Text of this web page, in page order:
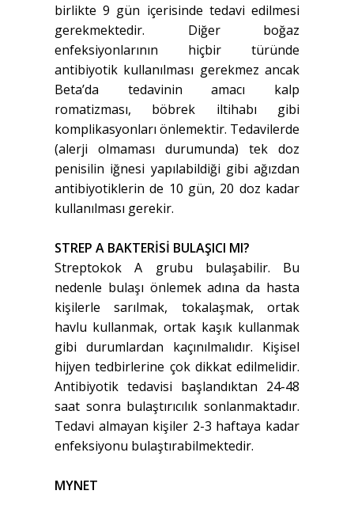
birlikte 9 gün içerisinde tedavi edilmesi
gerekmektedir. Diğer boğaz
enfeksiyonlarının hiçbir türünde
antibiyotik kullanılması gerekmez ancak
Beta’da tedavinin amacı kalp
romatizması, böbrek iltihabı gibi
komplikasyonları önlemektir. Tedavilerde
(alerji olmaması durumunda) tek doz
penisilin iğnesi yapılabildiği gibi ağızdan
antibiyotiklerin de 10 gün, 20 doz kadar
kullanılması gerekir.
STREP A BAKTERİSİ BULAŞICI MI?
Streptokok A grubu bulaşabilir. Bu
nedenle bulaşı önlemek adına da hasta
kişilerle sarılmak, tokalaşmak, ortak
havlu kullanmak, ortak kaşık kullanmak
gibi durumlardan kaçınılmalıdır. Kişisel
hijyen tedbirlerine çok dikkat edilmelidir.
Antibiyotik tedavisi başlandıktan 24-48
saat sonra bulaştırıcılık sonlanmaktadır.
Tedavi almayan kişiler 2-3 haftaya kadar
enfeksiyonu bulaştırabilmektedir.
MYNET